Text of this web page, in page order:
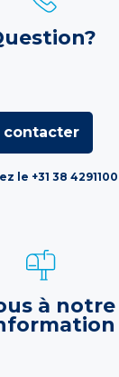
contacter
le +31 38 4291100
à